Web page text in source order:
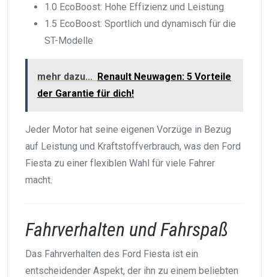
1.0 EcoBoost: Hohe Effizienz und Leistung
1.5 EcoBoost: Sportlich und dynamisch für die
ST-Modelle
mehr dazu... Renault Neuwagen: 5 Vorteile
der Garantie für dich!
Jeder Motor hat seine eigenen Vorzüge in Bezug
auf Leistung und Kraftstoffverbrauch, was den Ford
Fiesta zu einer flexiblen Wahl für viele Fahrer
macht.
Fahrverhalten und Fahrspaß
Das Fahrverhalten des Ford Fiesta ist ein
entscheidender Aspekt, der ihn zu einem beliebten